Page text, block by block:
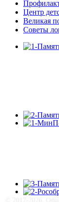
Центр
Великая
Советы